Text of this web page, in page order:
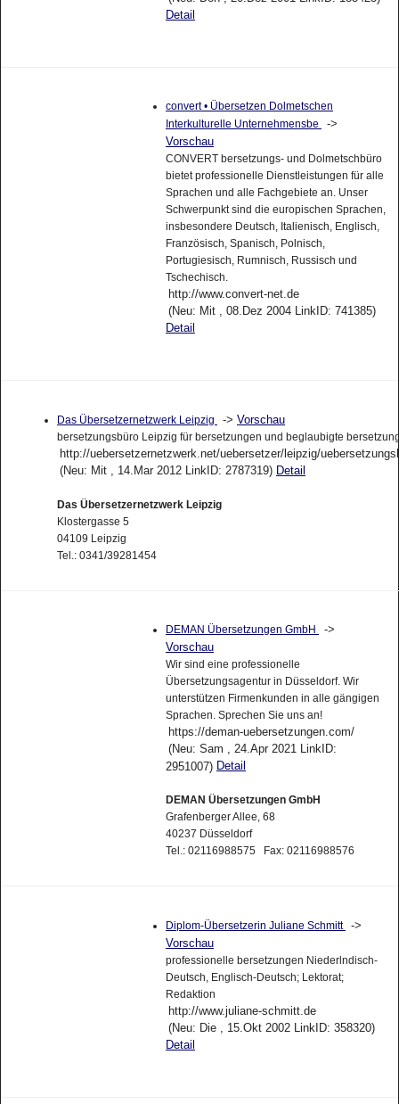
Detail
convert • Übersetzen Dolmetschen
Interkulturelle Unternehmensbe
->
Vorschau
CONVERT bersetzungs- und Dolmetschbüro
bietet professionelle Dienstleistungen für alle
Sprachen und alle Fachgebiete an. Unser
Schwerpunkt sind die europischen Sprachen,
insbesondere Deutsch, Italienisch, Englisch,
Französisch, Spanisch, Polnisch,
Portugiesisch, Rumnisch, Russisch und
Tschechisch.
http://www.convert-net.de
(Neu: Mit , 08.Dez 2004 LinkID: 741385)
Detail
Das Übersetzernetzwerk Leipzig -> Vorschau
bersetzungsbüro Leipzig für bersetzungen und beglaubigte
http://uebersetzernetzwerk.net/uebersetzer/leipzig/
(Neu: Mit , 14.Mar 2012 LinkID: 2787319) Detail
Das Übersetzernetzwerk Leipzig
Klostergasse 5
04109 Leipzig
Tel.: 0341/39281454
DEMAN Übersetzungen GmbH
->
Vorschau
Wir sind eine professionelle
Übersetzungsagentur in Düsseldorf. Wir
unterstützen Firmenkunden in alle gängigen
Sprachen. Sprechen Sie uns an!
https://deman-uebersetzungen.com/
(Neu: Sam , 24.Apr 2021 LinkID:
2951007) Detail
DEMAN Übersetzungen GmbH
Grafenberger Allee, 68
40237 Düsseldorf
Tel.: 02116988575 Fax: 02116988576
Diplom-Übersetzerin Juliane Schmitt ->
Vorschau
professionelle bersetzungen Niederlndisch-
Deutsch, Englisch-Deutsch; Lektorat;
Redaktion
http://www.juliane-schmitt.de
(Neu: Die , 15.Okt 2002 LinkID: 358320)
Detail